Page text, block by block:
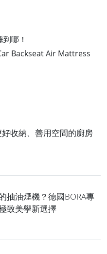
哪！
Backseat Air Mattress
好收納、善用空間的廚房
抽油煙機？德國BORA專
致美學新選擇